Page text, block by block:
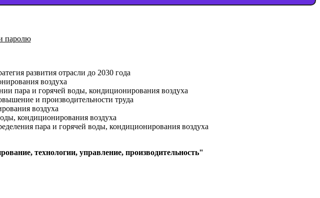
паролю
развития отрасли до 2030 года
воздуха
пара и горячей воды, кондиционирования воздуха
и производительности труда
воздуха
кондиционирования воздуха
пара и горячей воды, кондиционирования воздуха
технологии, управление, производительность"